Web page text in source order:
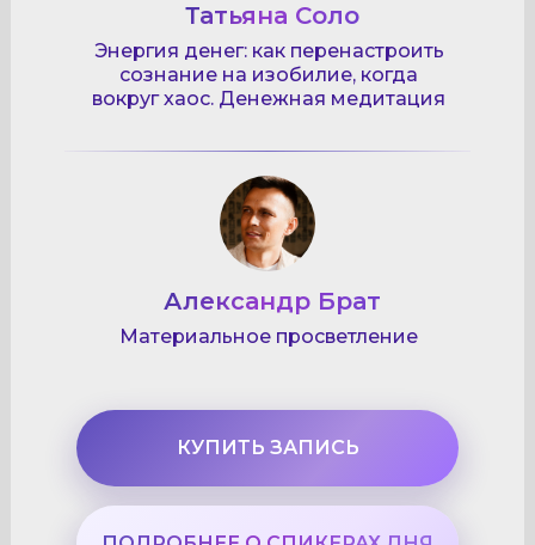
Энергия денег: как перенастроить
сознание на изобилие, когда
вокруг хаос. Денежная медитация
Татьяна Соло
Материальное просветление
Александр Брат
КУПИТЬ ЗАПИСЬ